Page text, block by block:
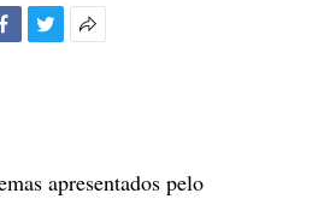
apresentados pelo